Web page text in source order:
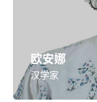
欧安娜
汉学家